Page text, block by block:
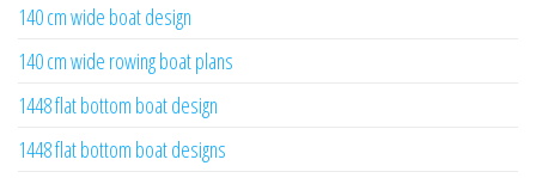
140 cm wide boat design
140 cm wide rowing boat plans
1448 flat bottom boat design
1448 flat bottom boat designs